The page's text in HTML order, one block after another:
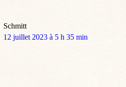
Schmitt
dit
12 juillet 2023 à 5 h 35 min